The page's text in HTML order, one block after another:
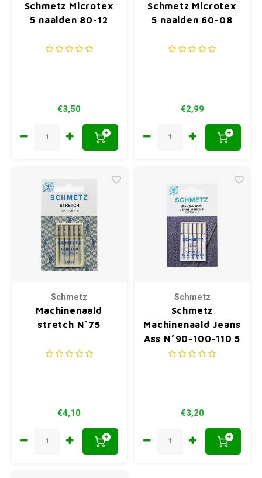
Schmetz Microtex
5 naalden 80-12
€3,50
+
Schmetz Microtex
5 naalden 60-08
€2,99
+
Schmetz
Machinenaald
stretch N°75
€4,10
+
Schmetz
Schmetz
Machinenaald Jeans
Ass N°90-100-110 5
stuks
€3,20
+